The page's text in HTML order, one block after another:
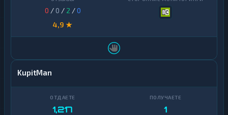
0 / 0 / 2 /0
4,9 ★
KupitMan
1,217 1